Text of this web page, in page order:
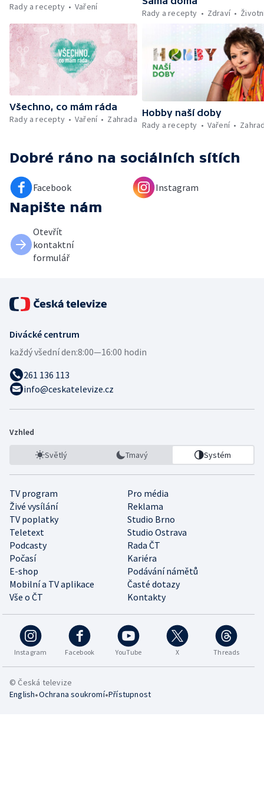
Kniha veselých říkanek Hrátky se zvířátky —
Umělecký festival Pohoda 2026 —
Vyhodnocení ankety + ČT tipy —
Vyhodnocení divácké soutěže — Práce
záchranářů v létě
Rady a recepty
Vaření
Rady a recepty
Zdraví
Všechno, co mám ráda
Rady a recepty
Vaření Zahrada
Hobby naší doby
Rady a recepty
Vaření
Dobré ráno na sociálních sítích
Facebook Instagram
Napište nám
Otevřít
kontaktní
formulář
Divácké centrum
každý všední den:8:00—16:00 hodin
261 136 113
info@ceskatelevize.cz
Vzhled
Světlý Tmavý Systém
TV program
Pro média
Živé vysílání
Reklama
TV poplatky
Studio Brno
Teletext
Studio Ostrava
Podcasty
Rada ČT
Počasí
Kariéra
E-shop
Podávání námětů
Mobilní a TV aplikace
Časté dotazy
Vše o ČT
Kontakty
Instagram Facebook YouTube X Threads
© Česká televize
English•Ochrana soukromí•Přístupnost